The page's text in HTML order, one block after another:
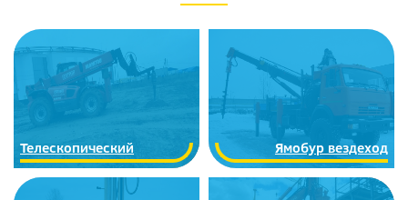
Телескопический Ямобур вездеход